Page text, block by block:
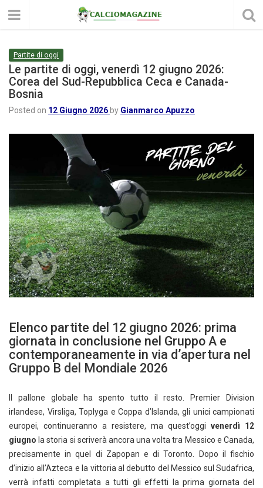
Partite di oggi
Le partite di oggi, venerdì 12 giugno 2026:
Corea del Sud-Repubblica Ceca e Canada-
Bosnia
Posted on 12 Giugno 2026 by Gianmarco Apuzzo
Elenco partite del 12 giugno 2026: prima
giornata in conclusione nel Gruppo A e
contemporaneamente in via d’apertura nel
Gruppo B del Mondiale 2026
Il pallone globale ha spento tutto il resto. Premier Division
irlandese, Virsliga, Toplyga e Coppa d’Islanda, gli unici campionati
europei, continueranno a resistere, ma quest’oggi venerdì 12
giugno la storia si scriverà ancora una volta tra Messico e Canada,
precisamente in quel di Zapopan e di Toronto. Dopo il fischio
d’inizio all’Azteca e la vittoria al debutto del Messico sul Sudafrica,
verrà infatti completata a tutti gli effetti la prima giornata del